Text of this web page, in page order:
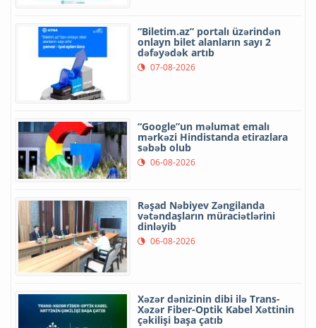
“Biletim.az” portalı üzərindən
onlayn bilet alanların sayı 2
dəfəyədək artıb
07-08-2026
“Google”un məlumat emalı
mərkəzi Hindistanda etirazlara
səbəb olub
06-08-2026
Rəşad Nəbiyev Zəngilanda
vətəndaşların müraciətlərini
dinləyib
06-08-2026
Xəzər dənizinin dibi ilə Trans-
Xəzər Fiber-Optik Kabel Xəttinin
çəkilişi başa çatıb